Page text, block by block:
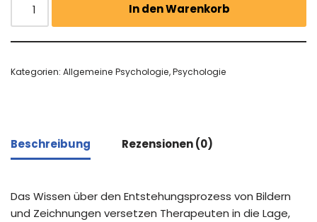
In den Warenkorb
Kategorien: Allgemeine Psychologie,Psychologie
Beschreibung Rezensionen (0)
Das Wissen über den Entstehungsprozess von Bildern
und Zeichnungen versetzen Therapeuten in die Lage,